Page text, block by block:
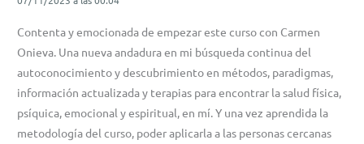
Contenta y emocionada de empezar este curso con Carmen
Onieva. Una nueva andadura en mi búsqueda continua del
autoconocimiento y descubrimiento en métodos, paradigmas,
información actualizada y terapias para encontrar la salud física,
psíquica, emocional y espiritual, en mí. Y una vez aprendida la
metodología del curso, poder aplicarla a las personas cercanas